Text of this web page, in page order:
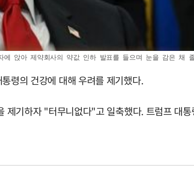
앉아 제약회사의 약값 인하 발표를 들으며 눈을 감은 채
령의 건강에 대해 우려를 제기했다.
제기하자 "터무니없다"고 일축했다. 트럼프 대